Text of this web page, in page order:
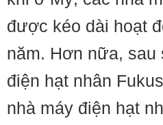
được kéo dài hoạt
năm. Hơn nữa, sau
điện hạt nhân
nhà máy điện hạt